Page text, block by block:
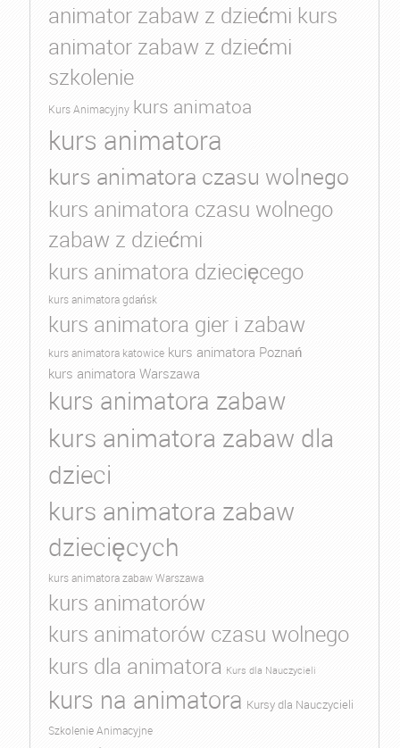
animator zabaw z dziećmi kurs
animator zabaw z dziećmi
szkolenie
Kurs Animacyjny kurs animatoa
kurs animatora
kurs animatora czasu wolnego
kurs animatora czasu wolnego
zabaw z dziećmi
kurs animatora dziecięcego
kurs animatora gdańsk
kurs animatora gier i zabaw
kurs animatora katowice kurs animatora Poznań
kurs animatora Warszawa
kurs animatora zabaw
kurs animatora zabaw dla
dzieci
kurs animatora zabaw
dziecięcych
kurs animatora zabaw Warszawa
kurs animatorów
kurs animatorów czasu wolnego
kurs dla animatora Kurs dla Nauczycieli
kurs na animatora Kursy dla Nauczycieli
Szkolenie Animacyjne